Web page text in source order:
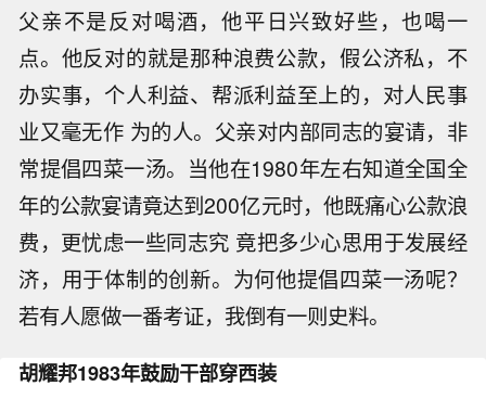
父亲不是反对喝酒，他平日兴致好些，也喝一
点。他反对的就是那种浪费公款，假公济私，不
办实事，个人利益、帮派利益至上的，对人民事
业又毫无作 为的人。父亲对内部同志的宴请，非
常提倡四菜一汤。当他在1980年左右知道全国全
年的公款宴请竟达到200亿元时，他既痛心公款浪
费，更忧虑一些同志究 竟把多少心思用于发展经
济，用于体制的创新。为何他提倡四菜一汤呢？
若有人愿做一番考证，我倒有一则史料。
胡耀邦1983年鼓励干部穿西装